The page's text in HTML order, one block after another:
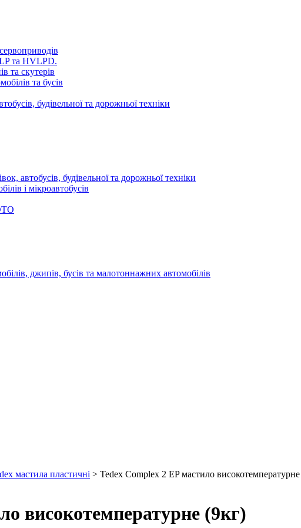
та HVLPD.
та скутерів
та бусів
будівельної та дорожньої техніки
автобусів, будівельної та дорожньої техніки
і мікроавтобусів
джипів, бусів та малотоннажних автомобілів
мастила пластичні > Tedex Complex 2 EP мастило
високотемпературне (9кг)